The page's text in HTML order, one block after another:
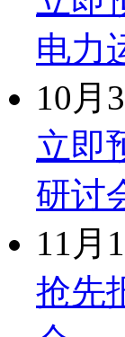
电力
10月
立即
研讨
11月
抢先